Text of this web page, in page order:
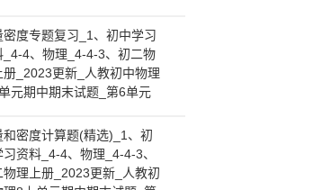
密度专题复习_1、初中学习
_4-4、物理_4-4-3、初二物
册_2023更新_人教初中物理
元期中期末试题_第6单元
和密度计算题(精选)_1、初
习资料_4-4、物理_4-4-3、
物理上册_2023更新_人教初